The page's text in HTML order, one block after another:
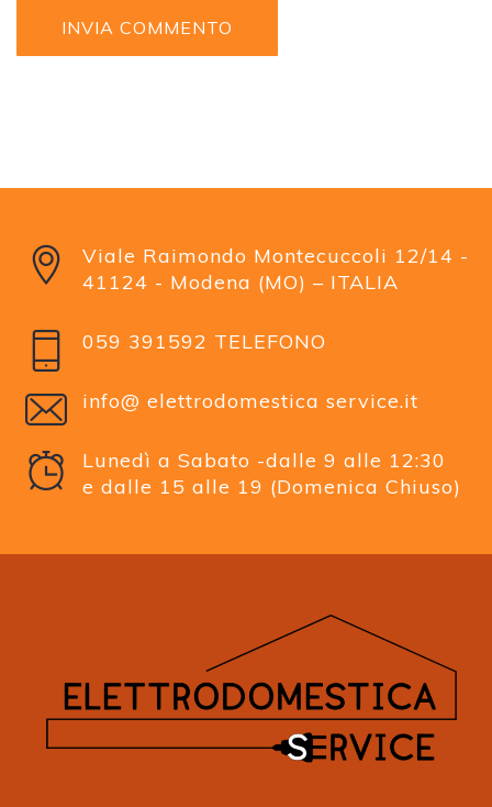
Viale Raimondo Montecuccoli 12/14 -
41124 - Modena (MO) – ITALIA
059 391592 TELEFONO
info@ elettrodomestica service.it
Lunedì a Sabato -dalle 9 alle 12:30
e dalle 15 alle 19 (Domenica Chiuso)